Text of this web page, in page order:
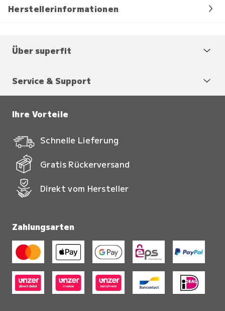
Herstellerinformationen
Über superfit
Service & Support
Ihre Vorteile
Schnelle Lieferung
Gratis Rückerversand
Direkt vom Hersteller
Zahlungsarten